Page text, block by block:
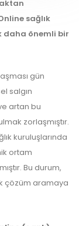
sağlık
daha önemli bir
gün
salgın
artan bu
zorlaşmıştır.
kuruluşlarında
ortam
Bu durum,
çözüm aramaya